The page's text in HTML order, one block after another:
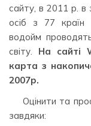
сайту, в 2011 р. в
осіб з 77 країн
водойм
світу.
На сайті
карта з
2007р.
Оцінити та
завдяки: